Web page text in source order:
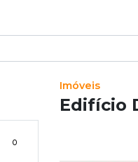
Imóveis
Edifício
0